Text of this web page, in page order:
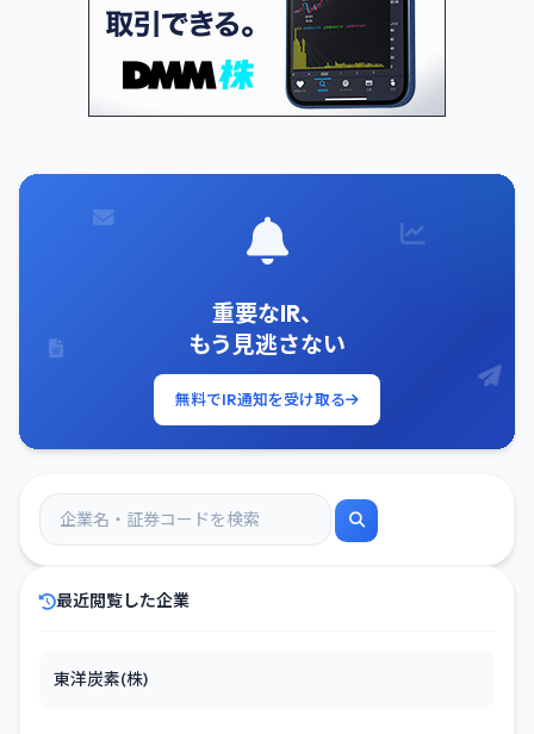
重要なIR、
もう見逃さない
無料でIR通知を受け取る
最近閲覧した企業
東洋炭素(株)